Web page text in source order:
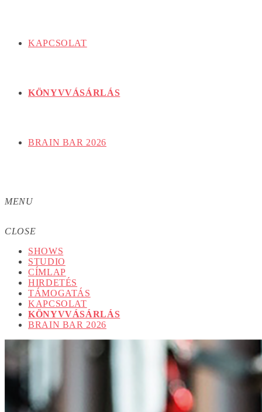
KAPCSOLAT
KÖNYVVÁSÁRLÁS
BRAIN BAR 2026
MENU
CLOSE
SHOWS
STUDIO
CÍMLAP
HIRDETÉS
TÁMOGATÁS
KAPCSOLAT
KÖNYVVÁSÁRLÁS
BRAIN BAR 2026